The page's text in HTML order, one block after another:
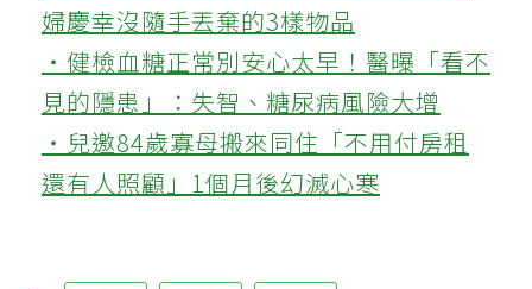
婦慶幸沒隨手丟棄的3樣物品
‧健檢血糖正常別安心太早！醫曝「看不
見的隱患」：失智、糖尿病風險大增
‧兒邀84歲寡母搬來同住「不用付房租
還有人照顧」1個月後幻滅心寒